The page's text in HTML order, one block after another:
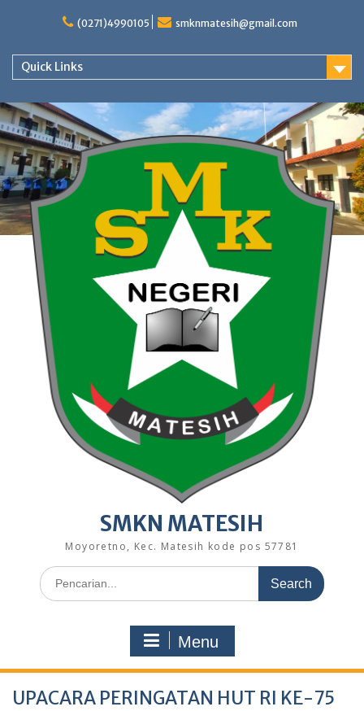
(0271)4990105 smknmatesih@gmail.com
Quick Links
SMKN MATESIH
Moyoretno, Kec. Matesih kode pos 57781
Search
for:
Menu
UPACARA PERINGATAN HUT RI KE-75